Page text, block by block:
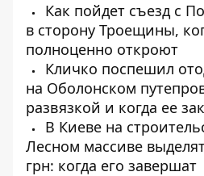
Как пойдет съезд с
в сторону Троещины,
полноценно откроют
Кличко поспешил
на Оболонском
развязкой и когда ее
В Киеве на
Лесном массиве
грн: когда его завершат